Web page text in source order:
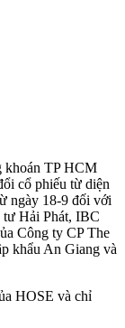
khoán TP HCM
cổ phiếu từ diện
ngày 18-9 đối với
tư Hải Phát, IBC
Công ty CP The
khẩu An Giang và
HOSE và chỉ